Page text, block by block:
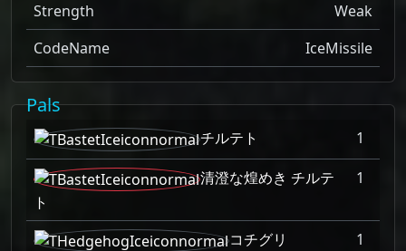
Strength
Weak
CodeName
IceMissile
Pals
チルテト
1
清澄な煌めき チルテ
ト
1
コチグリ
1